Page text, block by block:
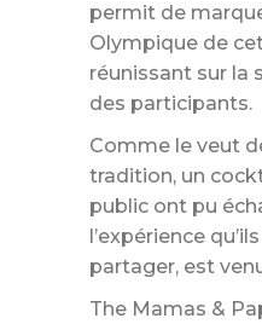
permit de
Olympique de
réunissant sur la
des participants.
Comme le veut
tradition, un
public ont pu
l’expérience
partager, est
The Mamas &